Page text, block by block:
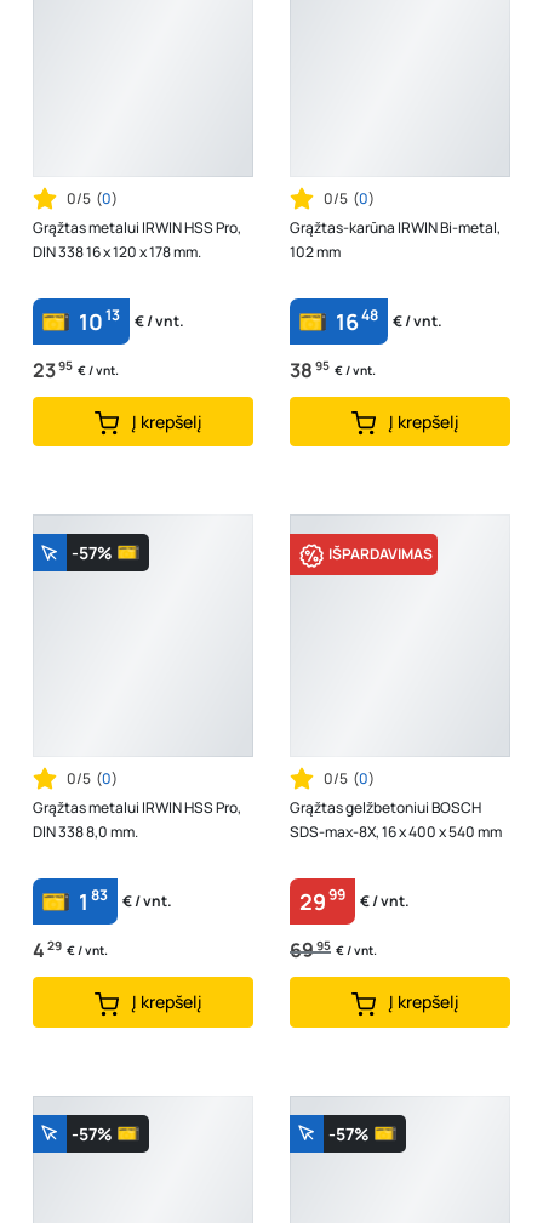
0/5 (0)
Grąžtas metalui IRWIN HSS Pro,
DIN 338 16 x 120 x 178 mm.
1013 € / vnt.
2395 € / vnt.
Į krepšelį
0/5 (0)
Grąžtas-karūna IRWIN Bi-metal,
102 mm
1648 € / vnt.
38 95 € / vnt.
Į krepšelį
-57%
0/5 (0)
Grąžtas metalui IRWIN HSS Pro,
DIN 338 8,0 mm.
1 83 € / vnt.
4 29 € / vnt.
Į krepšelį
IŠPARDAVIMAS
0/5 (0)
Grąžtas gelžbetoniui BOSCH
SDS-max-8X, 16 x 400 x 540 mm
2999 € / vnt.
6995 € / vnt.
Į krepšelį
-57% -57%